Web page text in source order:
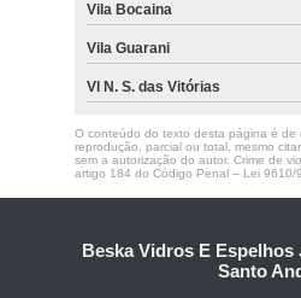
Vila Bocaina
Vila Guarani
Vl N. S. das Vitórias
O conteúdo do texto desta página é de
reprodução, parcial ou total, mesmo
sem a autorização do autor. Crime de
artigo 184 do Código Penal – Lei 9610/
Beska Vidros E Espelhos
Santo